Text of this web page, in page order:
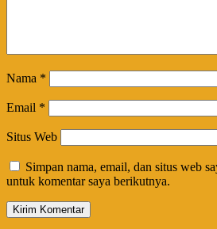
Nama *
Email *
Situs Web
Simpan nama, email, dan situs web
untuk komentar saya berikutnya.